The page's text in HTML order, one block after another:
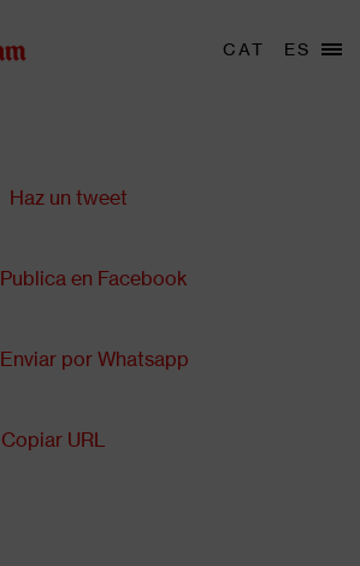
Main
Menu
CAT ES
Haz un tweet
Publica en Facebook
Enviar por Whatsapp
Copiar URL